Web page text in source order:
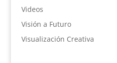
Videos
Visión a Futuro
Visualización Creativa